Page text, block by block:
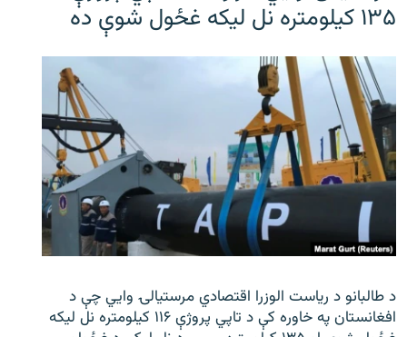
۱۳۵ کیلومتره نل لیکه غځول شوې ده
د طالبانو د ریاست الوزرا اقتصادي مرستیالۍ وایي چې د
افغانستان په خاوره کې د تاپي پروژې ۱۱۶ کیلومتره نل لیکه